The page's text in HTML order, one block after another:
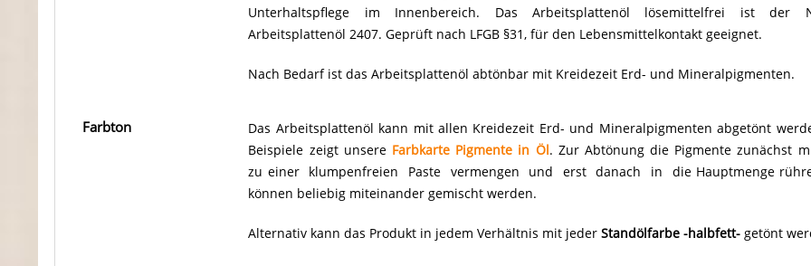
Unterhaltspflege im Innenbereich. Das Arbeitsplattenöl lösemittelfrei ist der
Arbeitsplattenöl 2407. Geprüft nach LFGB §31, für den Lebensmittelkontakt geeignet.
Nach Bedarf ist das Arbeitsplattenöl abtönbar mit Kreidezeit Erd- und Mineralpigmenten.
Farbton
Das Arbeitsplattenöl kann mit allen Kreidezeit Erd- und Mineralpigmenten abgetönt
Beispiele zeigt unsere Farbkarte Pigmente in Öl. Zur Abtönung die Pigmente zunächst
zu einer klumpenfreien Paste vermengen und erst danach in die Hauptmenge
können beliebig miteinander gemischt werden.
Alternativ kann das Produkt in jedem Verhältnis mit jederStandölfarbe -halbfett- getönt